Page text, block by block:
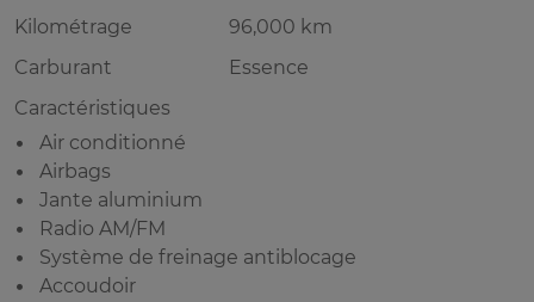
Kilométrage
96,000 km
Carburant
Essence
Caractéristiques
Air conditionné
Airbags
Jante aluminium
Radio AM/FM
Système de freinage antiblocage
Accoudoir